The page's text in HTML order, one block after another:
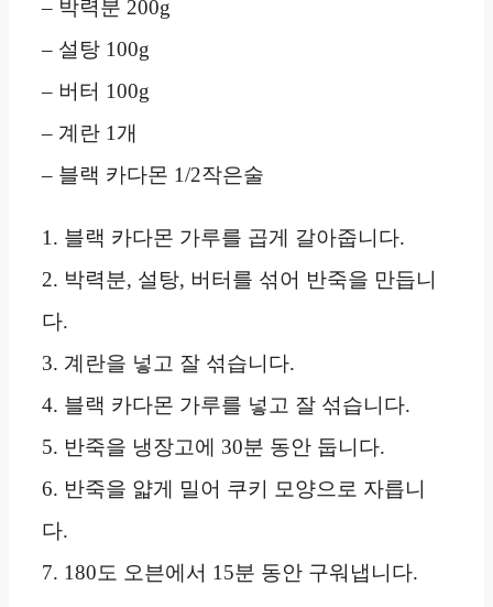
– 박력분 200g
– 설탕 100g
– 버터 100g
– 계란 1개
– 블랙 카다몬 1/2작은술
1. 블랙 카다몬 가루를 곱게 갈아줍니다.
2. 박력분, 설탕, 버터를 섞어 반죽을 만듭니
다.
3. 계란을 넣고 잘 섞습니다.
4. 블랙 카다몬 가루를 넣고 잘 섞습니다.
5. 반죽을 냉장고에 30분 동안 둡니다.
6. 반죽을 얇게 밀어 쿠키 모양으로 자릅니
다.
7. 180도 오븐에서 15분 동안 구워냅니다.